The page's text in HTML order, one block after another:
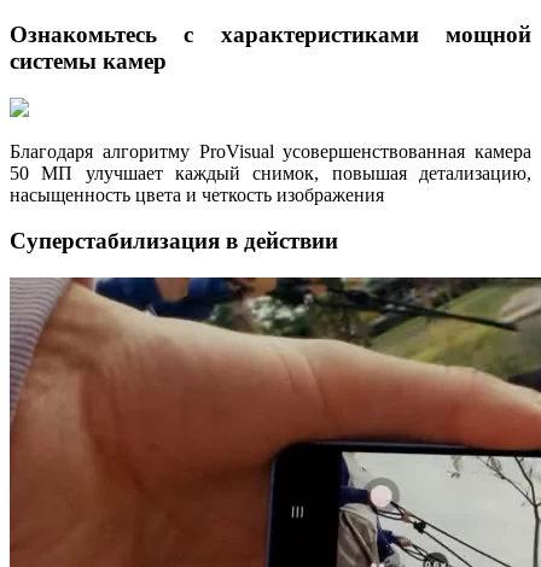
Ознакомьтесь с характеристиками мощной
системы камер
Благодаря алгоритму ProVisual усовершенствованная камера
50 МП улучшает каждый снимок, повышая детализацию,
насыщенность цвета и четкость изображения
Суперстабилизация в действии